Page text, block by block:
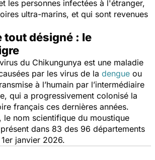
les personnes infectées à l'étranger,
ultra-marins, et qui sont revenues
tout désigné : le
du Chikungunya est une maladie
par les virus de la dengue ou
à l’humain par l’intermédiaire
qui a progressivement colonisé la
français ces dernières années.
le nom scientifique du moustique
dans 83 des 96 départements
janvier 2026.